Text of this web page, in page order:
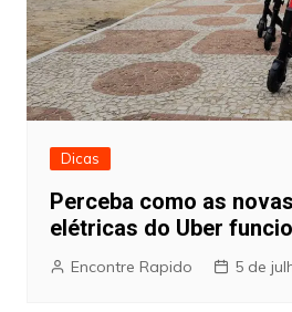
Dicas
Perceba como as
elétricas do Uber
Encontre Rapido 5 de